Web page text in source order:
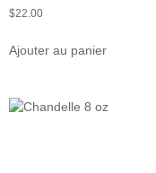
$22.00
Ajouter au panier